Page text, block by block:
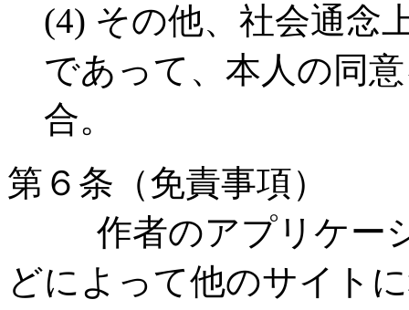
(4) その他、社会通念
であって、本人の同
合。
第６条（免責事項）
作者のアプリケーシ
どによって他のサイト